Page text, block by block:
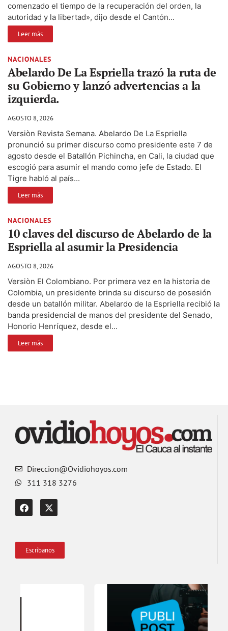
comenzado el tiempo de la recuperación del orden, la
autoridad y la libertad», dijo desde el Cantón...
Leer más
NACIONALES
Abelardo De La Espriella trazó la ruta de
su Gobierno y lanzó advertencias a la
izquierda.
AGOSTO 8, 2026
Versiòn Revista Semana. Abelardo De La Espriella
pronunció su primer discurso como presidente este 7 de
agosto desde el Batallón Pichincha, en Cali, la ciudad que
escogió para asumir el mando como jefe de Estado. El
Tigre habló al país...
Leer más
NACIONALES
10 claves del discurso de Abelardo de la
Espriella al asumir la Presidencia
AGOSTO 8, 2026
Versiòn El Colombiano. Por primera vez en la historia de
Colombia, un presidente brinda su discurso de posesión
desde un batallón militar. Abelardo de la Espriella recibió la
banda presidencial de manos del presidente del Senado,
Honorio Henríquez, desde el...
Leer más
Direccion@Ovidiohoyos.com
311 318 3276
Escríbanos